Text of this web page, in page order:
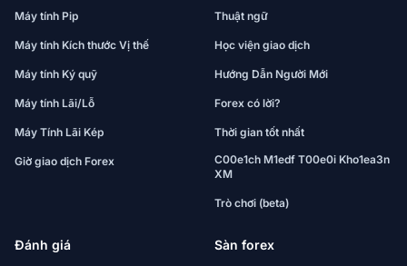
Máy tính Pip
Máy tính Kích thước Vị thế
Máy tính Ký quỹ
Máy tính Lãi/Lỗ
Máy Tính Lãi Kép
Giờ giao dịch Forex
Thuật ngữ
Học viện giao dịch
Hướng Dẫn Người Mới
Forex có lời?
Thời gian tốt nhất
C00e1ch M1edf T00e0i Kho1ea3n
XM
Trò chơi (beta)
Đánh giá Sàn forex